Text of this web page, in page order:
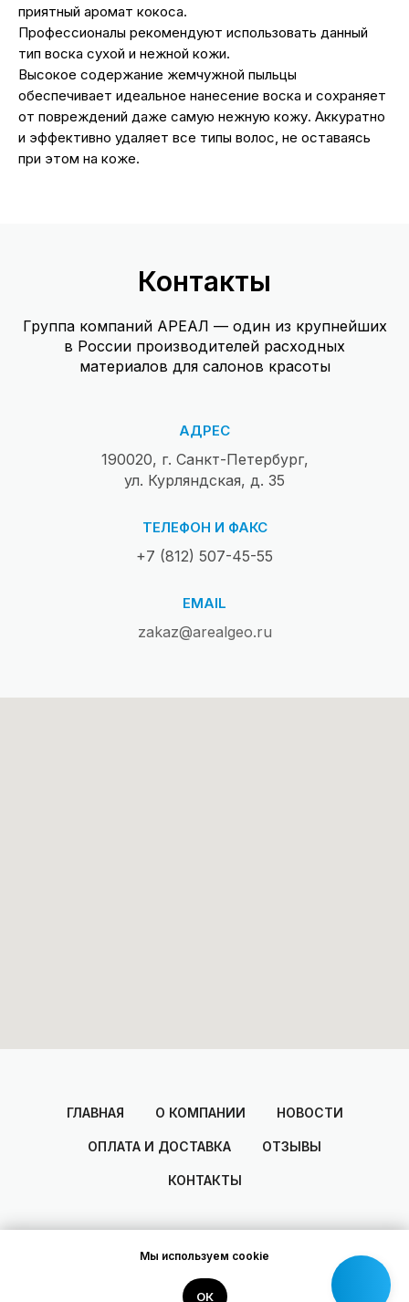
приятный аромат кокоса.
Профессионалы рекомендуют использовать данный
тип воска сухой и нежной кожи.
Высокое содержание жемчужной пыльцы
обеспечивает идеальное нанесение воска и сохраняет
от повреждений даже самую нежную кожу. Аккуратно
и эффективно удаляет все типы волос, не оставаясь
при этом на коже.
Контакты
Группа компаний АРЕАЛ — один из крупнейших
в России производителей расходных
материалов для салонов красоты
АДРЕС
190020, г. Санкт-Петербург,
ул. Курляндская, д. 35
ТЕЛЕФОН И ФАКС
+7 (812) 507-45-55
EMAIL
zakaz@arealgeo.ru
ГЛАВНАЯ О КОМПАНИИ НОВОСТИ
ОПЛАТА И ДОСТАВКА ОТЗЫВЫ
КОНТАКТЫ
2014-2025© Areal
Разработано Dmitry Zakharov
Мы используем cookie
ОК